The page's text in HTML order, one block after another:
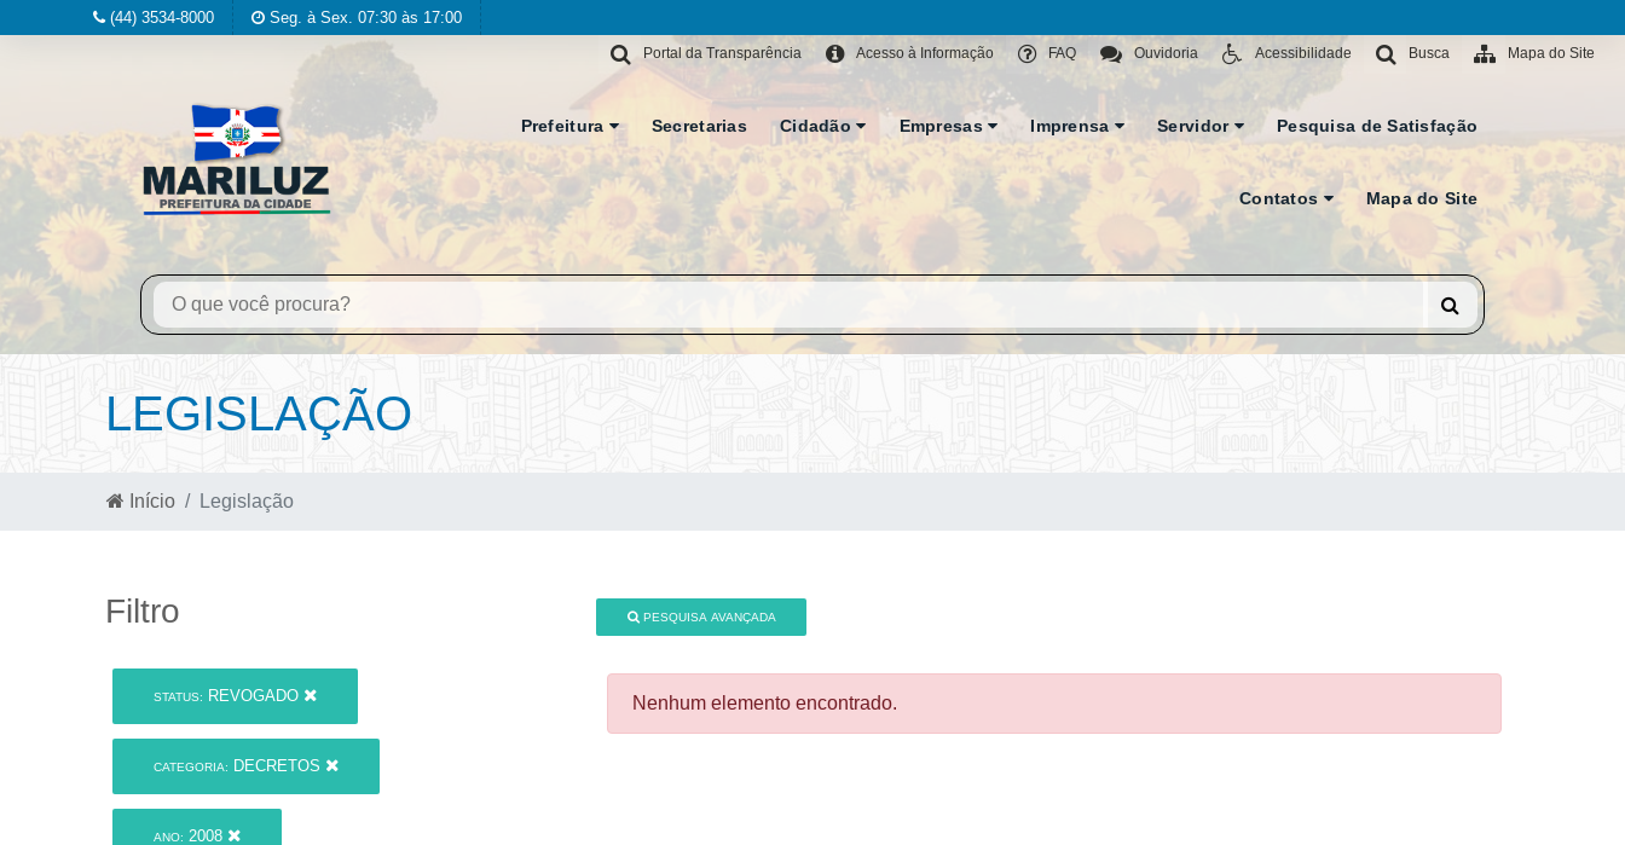
(44) 3534-8000 Seg. à Sex. 07:30 às 17:00
Mapa do Site
Busca
Acessibilidade
Ouvidoria
FAQ
Acesso à Informação
Portal da Transparência
Prefeitura Secretarias Cidadão Empresas Imprensa Servidor Pesquisa de Satisfação
Contatos Mapa do Site
LEGISLAÇÃO
Início Legislação
Filtro
STATUS: REVOGADO
CATEGORIA: DECRETOS
ANO: 2008
PESQUISA AVANÇADA
Nenhum elemento encontrado.